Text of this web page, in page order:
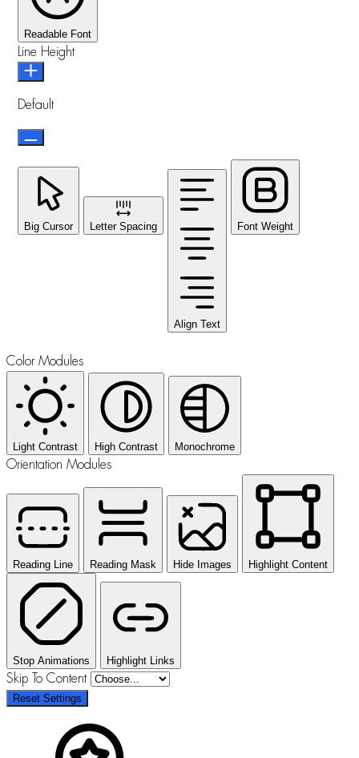
Readable Font
Line Height
Default
Big Cursor Letter Spacing
Align Text
Font Weight
Color Modules
Light Contrast High Contrast Monochrome
Orientation Modules
Reading Line Reading Mask Hide Images Highlight Content
Stop Animations Highlight Links
Skip To Content
Reset Settings